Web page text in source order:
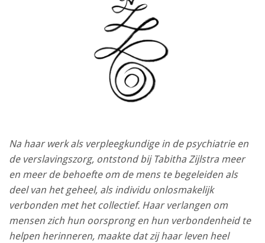
Na haar werk als verpleegkundige in de psychiatrie en
de verslavingszorg, ontstond bij Tabitha Zijlstra meer
en meer de behoefte om de mens te begeleiden als
deel van het geheel, als individu onlosmakelijk
verbonden met het collectief. Haar verlangen om
mensen zich hun oorsprong en hun verbondenheid te
helpen herinneren, maakte dat zij haar leven heel